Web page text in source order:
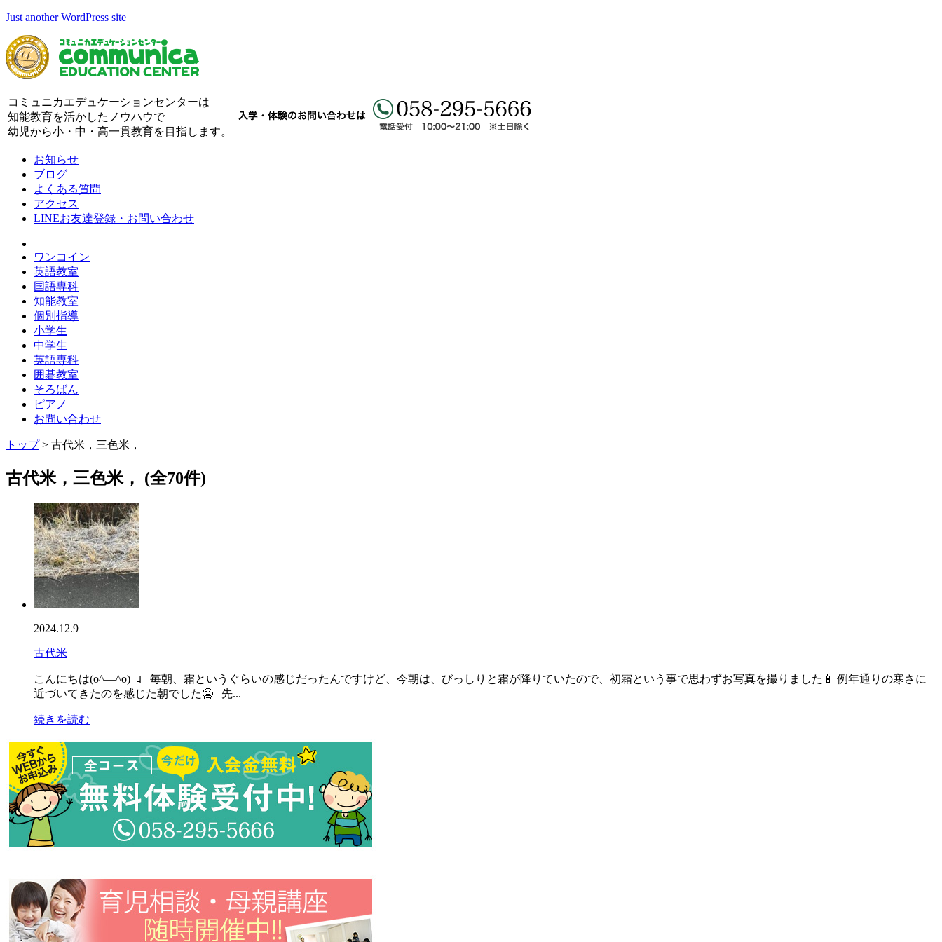
Just another WordPress site
コミュニカエデュケーションセンターは
知能教育を活かしたノウハウで
幼児から小・中・高一貫教育を目指します。
お知らせ
ブログ
よくある質問
アクセス
LINEお友達登録・お問い合わせ
ワンコイン
英語教室
国語専科
知能教室
個別指導
小学生
中学生
英語専科
囲碁教室
そろばん
ピアノ
お問い合わせ
トップ> 古代米，三色米，
古代米，三色米， (全70件)
2024.12.9
古代米
こんにちは(o^―^o)ﾆｺ 毎朝、霜というぐらいの感じだったんですけど、今朝は、びっしりと霜が降りていたので、初霜という事で思わずお写真を撮りました📱 例年通りの寒さに
近づいてきたのを感じた朝でした🥶 先...
続きを読む